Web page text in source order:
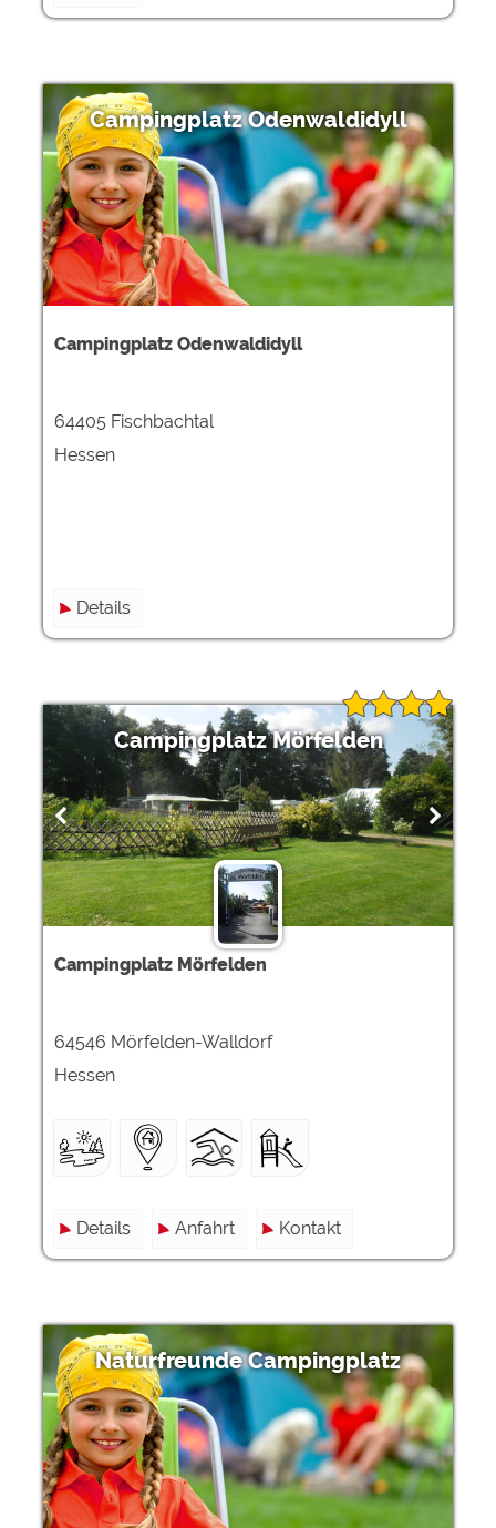
Campingplatz Odenwaldidyll
Campingplatz Odenwaldidyll
64405 Fischbachtal
Hessen
Details
Campingplatz Mörfelden
Campingplatz Mörfelden
64546 Mörfelden-Walldorf
Hessen
Details Anfahrt Kontakt
Naturfreunde Campingplatz